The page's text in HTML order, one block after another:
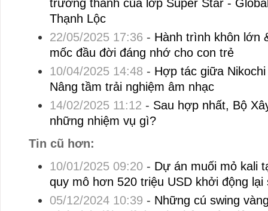
trưởng thành của lớp Super Star -
Thạnh Lộc
22/05/2025 17:36 - Hành trình khôn lớn
mốc đầu đời đáng nhớ cho con trẻ
10/04/2025 14:48 - Hợp tác giữa
Nâng tầm trải nghiệm âm nhạc
14/02/2025 11:12 - Sau hợp nhất, Bộ
những nhiệm vụ gì?
Tin cũ hơn:
10/01/2025 09:20- Dự án muối mỏ kali
quy mô hơn 520 triệu USD khởi động lại
05/12/2024 10:39 - Những cú swing